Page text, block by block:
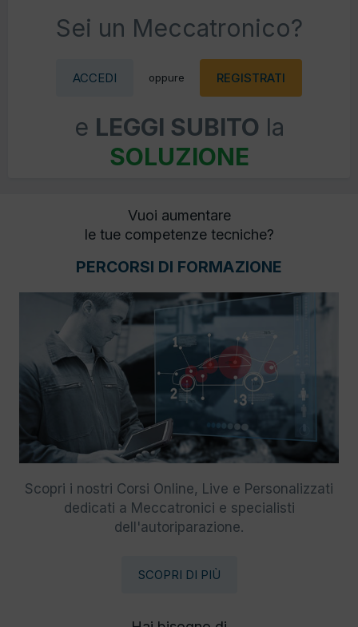
Sei un Meccatronico?
ACCEDI oppure REGISTRATI
e LEGGI SUBITO la
SOLUZIONE
Vuoi aumentare
le tue competenze tecniche?
PERCORSI DI FORMAZIONE
Scopri i nostri Corsi Online, Live e Personalizzati
dedicati a Meccatronici e specialisti
dell'autoriparazione.
SCOPRI DI PIÙ